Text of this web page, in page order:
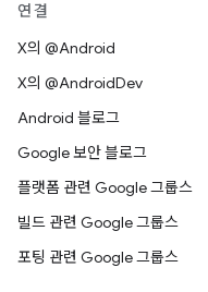
연결
X의 @Android
X의 @AndroidDev
Android 블로그
Google 보안 블로그
플랫폼 관련 Google 그룹스
빌드 관련 Google 그룹스
포팅 관련 Google 그룹스